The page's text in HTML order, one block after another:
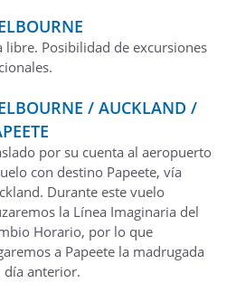
libre. Posibilidad de excursiones
/ AUCKLAND /
por su cuenta al aeropuerto
con destino Papeete, vía
Durante este vuelo
la Línea Imaginaria del
Horario, por lo que
a Papeete la madrugada
día anterior.